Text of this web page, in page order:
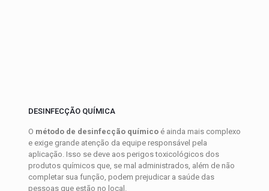
DESINFECÇÃO QUÍMICA
O método de desinfecção químicoé ainda mais complexo
e exige grande atenção da equipe responsável pela
aplicação. Isso se deve aos perigos toxicológicos dos
produtos químicos que, se mal administrados, além de não
completar sua função, podem prejudicar a saúde das
pessoas que estão no local.